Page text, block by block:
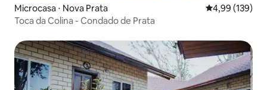
Microcasa ⋅ Nova Prata 4,99 de uma
4,99 (139)
Toca da Colina - Condado de Prata